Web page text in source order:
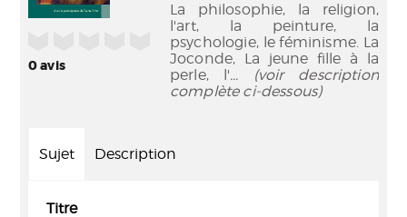
0avis
La philosophie, la religion,
l'art, la peinture, la
psychologie, le féminisme. La
Joconde, La jeune fille à la
perle, l'... (voir description
complète ci-dessous)
Sujet Description
Titre